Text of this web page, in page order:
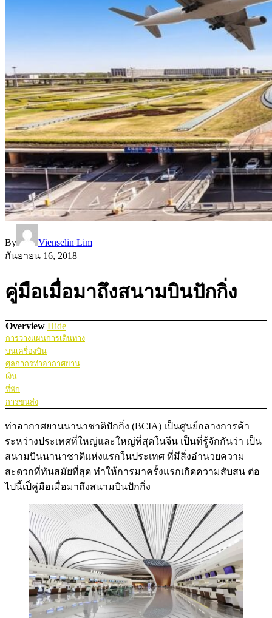
By
Vienselin Lim
กันยายน 16, 2018
คู่มือเมื่อมาถึงสนามบินปักกิ่ง
Overview Hide
การวางแผนการเดินทาง
บนเครื่องบิน
ศุลกากรท่าอากาศยาน
เงิน
ที่พัก
การขนส่ง
ท่าอากาศยานนานาชาติปักกิ่ง (BCIA) เป็นศูนย์กลางการค้า
ระหว่างประเทศที่ใหญ่และใหญ่ที่สุดในจีน เป็นที่รู้จักกันว่า เป็น
สนามบินนานาชาติแห่งแรกในประเทศ ที่มีสิ่งอำนวยความ
สะดวกที่ทันสมัยที่สุด ทำให้การมาครั้งแรกเกิดความสับสน ต่อ
ไปนี้เป็คู่มือเมื่อมาถึงสนามบินปักกิ่ง